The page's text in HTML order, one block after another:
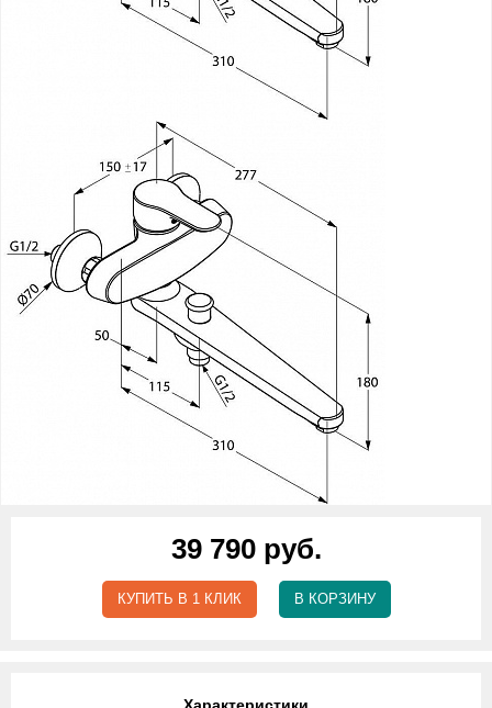
39 790 руб.
КУПИТЬ В 1 КЛИК В КОРЗИНУ